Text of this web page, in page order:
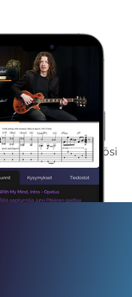
sisältömme käyttöösi